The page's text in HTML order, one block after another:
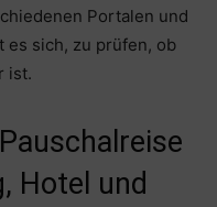
Portalen und
es sich, zu prüfen, ob
ist.
Hotel und